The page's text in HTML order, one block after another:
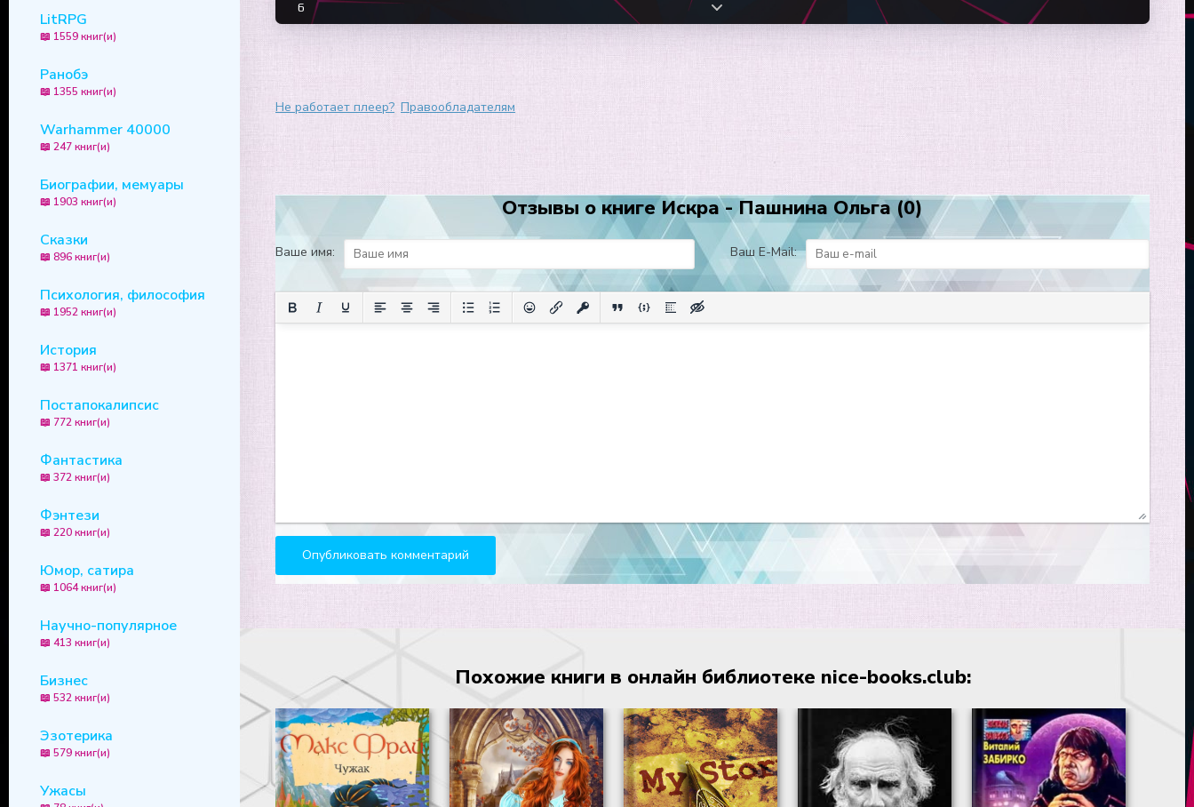
LitRPG
📖 1559 книг(и)
Ранобэ
📖 1355 книг(и)
Warhammer 40000
📖 247 книг(и)
Биографии, мемуары
📖 1903 книг(и)
Сказки
📖 896 книг(и)
Психология, философия
📖 1952 книг(и)
История
📖 1371 книг(и)
Постапокалипсис
📖 772 книг(и)
Фантастика
📖 372 книг(и)
Фэнтези
📖 220 книг(и)
Юмор, сатира
📖 1064 книг(и)
Научно-популярное
📖 413 книг(и)
Бизнес
📖 532 книг(и)
Эзотерика
📖 579 книг(и)
Ужасы
6
Не работает плеер? Правообладателям
Отзывы о книге Искра - Пашнина Ольга (0)
Ваше имя: Ваш E-Mail:
Похожие книги в онлайн библиотеке nice-books.club: